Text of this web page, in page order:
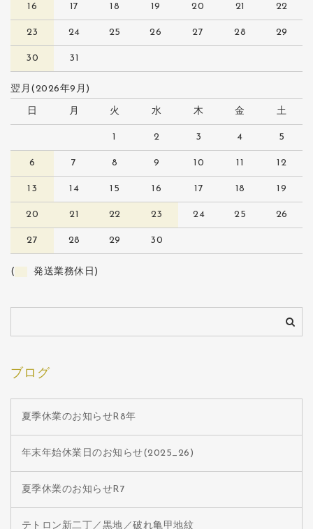
16 17 18 19 20 21 22
23 24 25 26 27 28 29
30 31
翌月(2026年9月)
日 月 火 水 木 金 土
1 2 3 4 5
6 7 8 9 10 11 12
13 14 15 16 17 18 19
20 21 22 23 24 25 26
27 28 29 30
( 発送業務休日)
ブログ
夏季休業のお知らせR8年
年末年始休業日のお知らせ(2025_26)
夏季休業のお知らせR7
テトロン新二丁／黒地／破れ亀甲地紋